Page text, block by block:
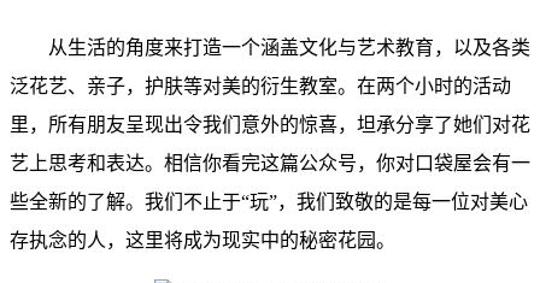
从生活的角度来打造一个涵盖文化与艺术教育，以及各类
泛花艺、亲子，护肤等对美的衍生教室。在两个小时的活动
里，所有朋友呈现出令我们意外的惊喜，坦承分享了她们对花
艺上思考和表达。相信你看完这篇公众号，你对口袋屋会有一
些全新的了解。我们不止于“玩”，我们致敬的是每一位对美心
存执念的人，这里将成为现实中的秘密花园。